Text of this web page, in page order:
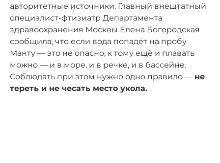
авторитетные источники. Главный внештатный
специалист-фтизиатр Департамента
здравоохранения Москвы Елена Богородская
сообщила, что если вода попадёт на пробу
Манту — это не опасно, к тому ещё и плавать
можно — и в море, и в речке, и в бассейне.
Соблюдать при этом нужно одно правило — не
тереть и не чесать место укола.